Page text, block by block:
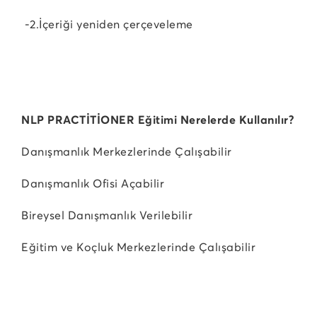
-2.İçeriği yeniden çerçeveleme
NLP PRACTİTİONER Eğitimi Nerelerde Kullanılır?
Danışmanlık Merkezlerinde Çalışabilir
Danışmanlık Ofisi Açabilir
Bireysel Danışmanlık Verilebilir
Eğitim ve Koçluk Merkezlerinde Çalışabilir